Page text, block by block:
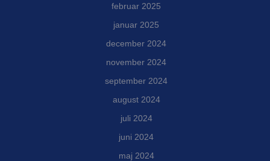
februar 2025
januar 2025
december 2024
november 2024
september 2024
august 2024
juli 2024
juni 2024
maj 2024